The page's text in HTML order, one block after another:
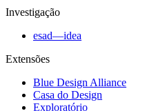
Investigação
esad—idea
Extensões
Blue Design Alliance
Casa do Design
Exploratório